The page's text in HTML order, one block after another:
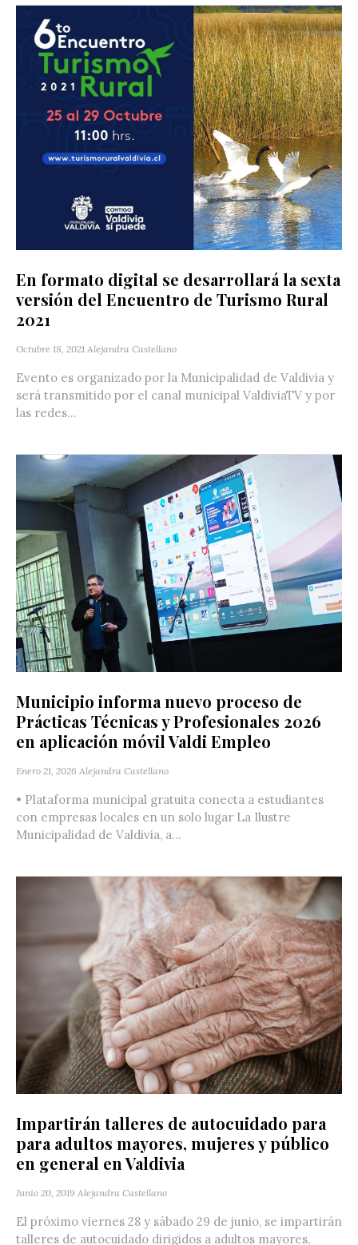
En formato digital se desarrollará la sexta
versión del Encuentro de Turismo Rural
2021
Octubre 18, 2021 Alejandra Castellano
Evento es organizado por la Municipalidad de Valdivia y
será transmitido por el canal municipal ValdiviaTV y por
las redes...
Municipio informa nuevo proceso de
Prácticas Técnicas y Profesionales 2026
en aplicación móvil Valdi Empleo
Enero 21, 2026 Alejandra Castellano
• Plataforma municipal gratuita conecta a estudiantes
con empresas locales en un solo lugar La Ilustre
Municipalidad de Valdivia, a...
Impartirán talleres de autocuidado para
para adultos mayores, mujeres y público
en general en Valdivia
Junio 20, 2019 Alejandra Castellano
El próximo viernes 28 y sábado 29 de junio, se impartirán
talleres de autocuidado dirigidos a adultos mayores,